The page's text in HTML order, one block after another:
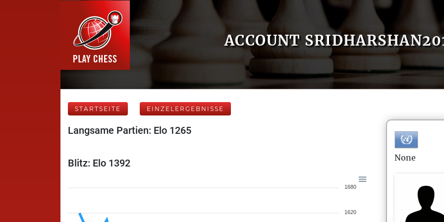
ACCOUNT
STARTSEITE EINZELERGEBNISSE
Langsame Partien: Elo 1265
Blitz: Elo 1392
1680
1620
None